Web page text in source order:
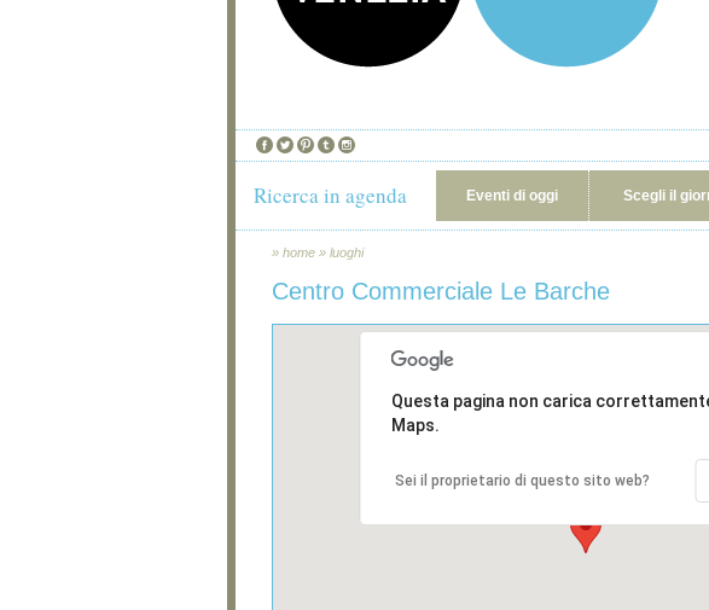
Ricerca in agenda Eventi di oggi Scegli il
» home » luoghi
Centro Commerciale Le Barche
Questa pagina non carica
Maps.
Sei il proprietario di questo sito web?